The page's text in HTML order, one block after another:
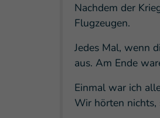
Nachdem der
Flugzeugen.
Jedes Mal, wenn
aus. Am Ende
Einmal war ich
Wir hörten nichts,